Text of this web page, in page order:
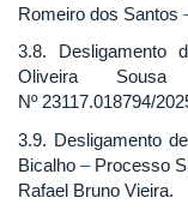
Romeiro dos Santos
3.8. Desligamento
Oliveira
Nº 23117.018794/
3.9. Desligamento
Bicalho– Processo
Rafael Bruno Vieira.